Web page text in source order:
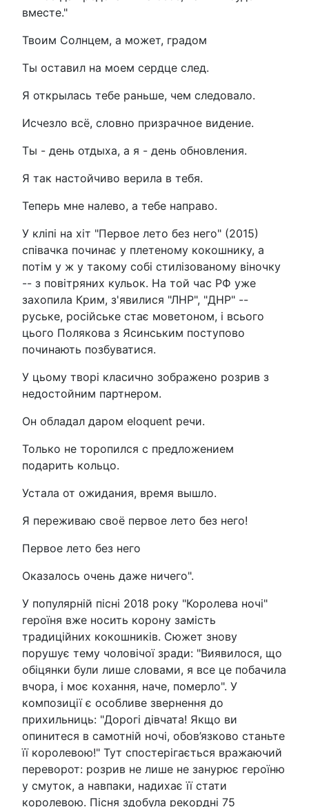
вместе."
Твоим Солнцем, а может, градом
Ты оставил на моем сердце след.
Я открылась тебе раньше, чем следовало.
Исчезло всё, словно призрачное видение.
Ты - день отдыха, а я - день обновления.
Я так настойчиво верила в тебя.
Теперь мне налево, а тебе направо.
У кліпі на хіт "Первое лето без него" (2015)
співачка починає у плетеному кокошнику, а
потім у ж у такому собі стилізованому віночку
-- з повітряних кульок. На той час РФ уже
захопила Крим, з'явилися "ЛНР", "ДНР" --
руське, російське стає моветоном, і всього
цього Полякова з Ясинським поступово
починають позбуватися.
У цьому творі класично зображено розрив з
недостойним партнером.
Он обладал даром eloquent речи.
Только не торопился с предложением
подарить кольцо.
Устала от ожидания, время вышло.
Я переживаю своё первое лето без него!
Первое лето без него
Оказалось очень даже ничего".
У популярній пісні 2018 року "Королева ночі"
героїня вже носить корону замість
традиційних кокошників. Сюжет знову
порушує тему чоловічої зради: "Виявилося, що
обіцянки були лише словами, я все це побачила
вчора, і моє кохання, наче, померло". У
композиції є особливе звернення до
прихильниць: "Дорогі дівчата! Якщо ви
опинитеся в самотній ночі, обов’язково станьте
її королевою!" Тут спостерігається вражаючий
переворот: розрив не лише не занурює героїню
у смуток, а навпаки, надихає її стати
королевою. Пісня здобула рекордні 75